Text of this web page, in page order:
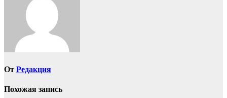
От Редакция
Похожая запись